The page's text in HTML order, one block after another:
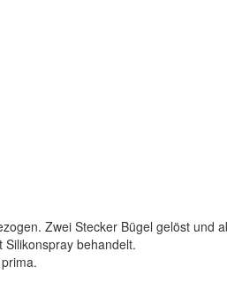
Zwei Stecker Bügel gelöst und
behandelt.